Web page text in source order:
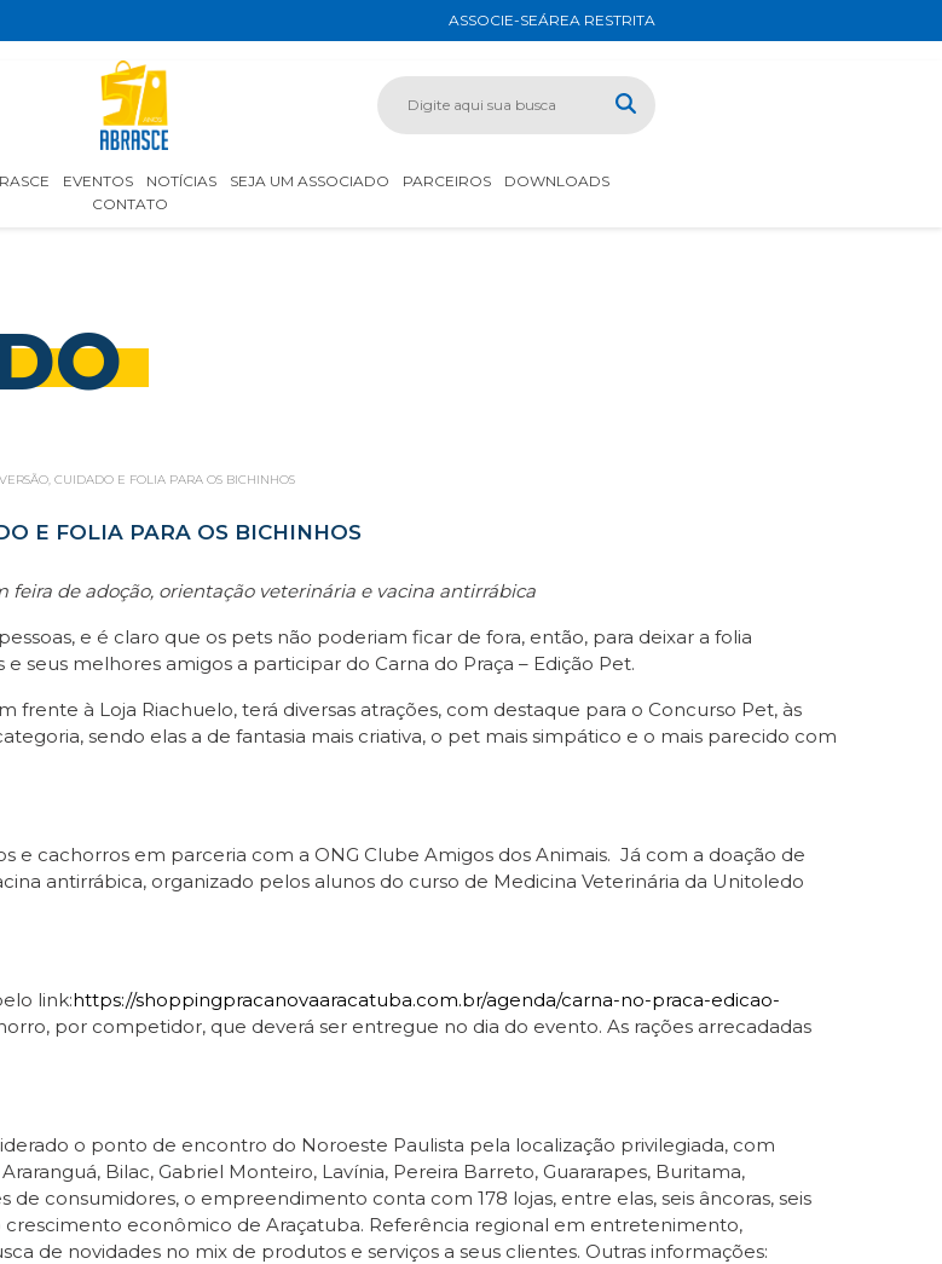
ASSOCIE-SEÁREA RESTRITA
EVENTOS NOTÍCIAS SEJA UM ASSOCIADO PARCEIROS
DOWNLOADS
CONTATO
CUIDADO E FOLIA PARA OS BICHINHOS
E FOLIA PARA OS BICHINHOS
de adoção, orientação veterinária e vacina antirrábica
e é claro que os pets não poderiam ficar de fora, então, para deixar a folia
seus melhores amigos a participar do Carna do Praça – Edição Pet.
frente à Loja Riachuelo, terá diversas atrações, com destaque para o Concurso Pet, às
sendo elas a de fantasia mais criativa, o pet mais simpático e o mais parecido com
cachorros em parceria com a ONG Clube Amigos dos Animais. Já com a doação de
antirrábica, organizado pelos alunos do curso de Medicina Veterinária da Unitoledo
link:https://shoppingpracanovaaracatuba.com.br/agenda/carna-no-praca-edicao-
por competidor, que deverá ser entregue no dia do evento. As rações arrecadadas
o ponto de encontro do Noroeste Paulista pela localização privilegiada, com
Bilac, Gabriel Monteiro, Lavínia, Pereira Barreto, Guararapes, Buritama,
consumidores, o empreendimento conta com 178 lojas, entre elas, seis âncoras, seis
econômico de Araçatuba. Referência regional em entretenimento,
de novidades no mix de produtos e serviços a seus clientes. Outras informações: